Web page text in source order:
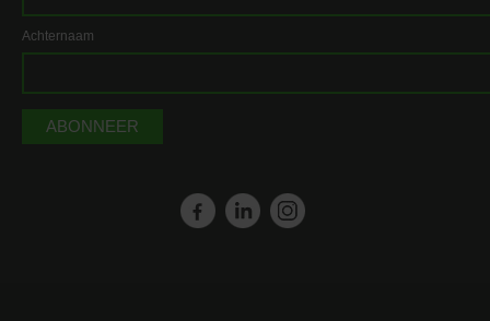
Achternaam